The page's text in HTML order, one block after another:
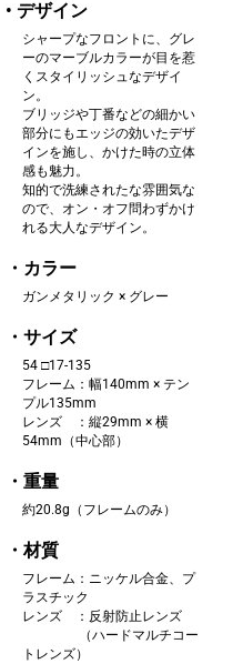
• デザイン
シャープなフロントに、グレ
ーのマーブルカラーが目を惹
くスタイリッシュなデザイ
ン。
ブリッジや丁番などの細かい
部分にもエッジの効いたデザ
インを施し、かけた時の立体
感も魅力。
‌知的で洗練されたな雰囲気な
ので、オン・オフ問わずかけ
れる大人なデザイン。
・カラー
ガンメタリック × グレー
・サイズ
54 □17-135
フレーム：幅140mm × テン
プル135mm
レンズ ：縦29mm × 横
54mm（中心部）
・重量
約20.8g（フレームのみ）
・材質
フレーム：ニッケル合金、プ
ラスチック
‌レンズ ：反射防止レンズ
（ハードマルチコー
トレンズ）